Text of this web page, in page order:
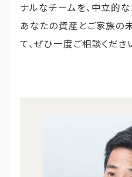
ナルなチームを、中立的
あなたの資産とご家族の
て、ぜひ一度ご相談くださ